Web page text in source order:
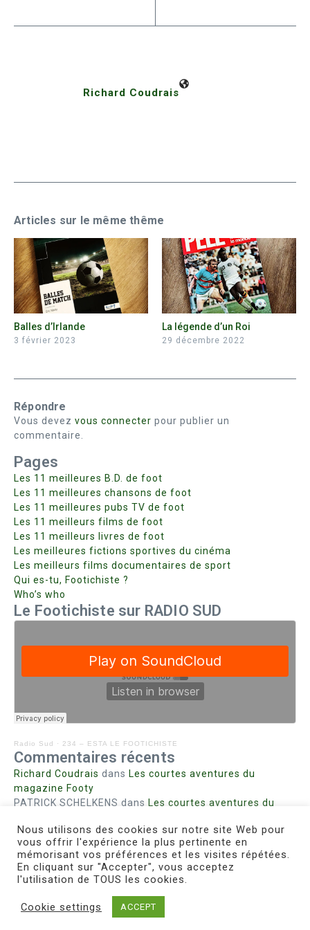
Richard Coudrais
Articles sur le même thême
Balles d’Irlande
3 février 2023
La légende d’un Roi
29 décembre 2022
Répondre
Vous devez vous connecter pour publier un
commentaire.
Pages
Les 11 meilleures B.D. de foot
Les 11 meilleures chansons de foot
Les 11 meilleures pubs TV de foot
Les 11 meilleurs films de foot
Les 11 meilleurs livres de foot
Les meilleures fictions sportives du cinéma
Les meilleurs films documentaires de sport
Qui es-tu, Footichiste ?
Who’s who
Le Footichiste sur RADIO SUD
Radio Sud · 234 – ESTA LE FOOTICHISTE
Commentaires récents
Richard Coudrais dans Les courtes aventures du
magazine Footy
PATRICK SCHELKENS dans Les courtes aventures du
Bohn fabiennedans Intrigues sanglantes à Mulhouse
Steph. RUTA dansLust for Nice
MIRMANDdansPieds agiles et champignons
Copyright © 2026 Le Footichiste | Réalisé par
Nous utilisons des cookies sur notre site Web pour
vous offrir l'expérience la plus pertinente en
mémorisant vos préférences et les visites répétées.
En cliquant sur "Accepter", vous acceptez
l'utilisation de TOUS les cookies.
Cookie settings ACCEPT